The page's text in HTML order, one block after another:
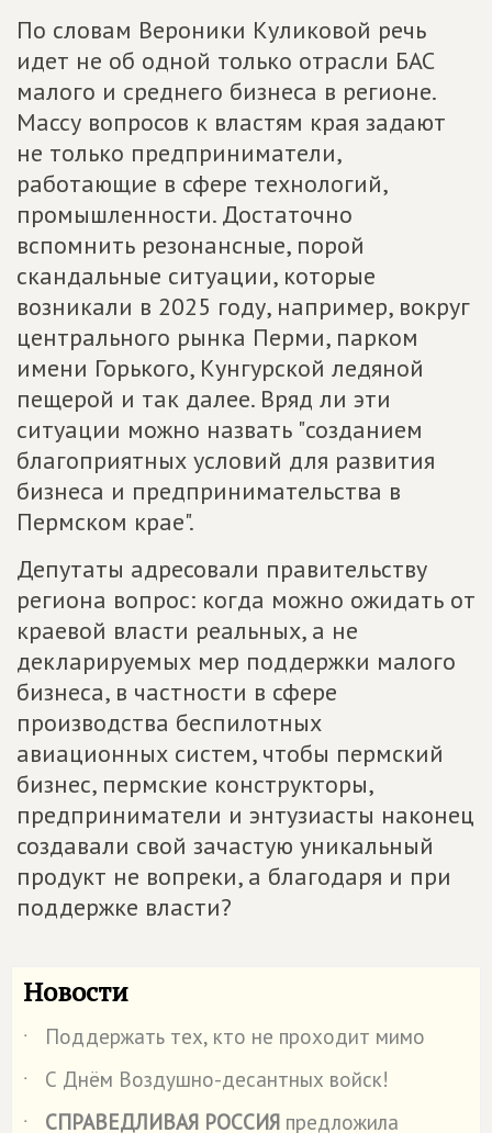
По словам Вероники Куликовой речь
идет не об одной только отрасли БАС
малого и среднего бизнеса в регионе.
Массу вопросов к властям края задают
не только предприниматели,
работающие в сфере технологий,
промышленности. Достаточно
вспомнить резонансные, порой
скандальные ситуации, которые
возникали в 2025 году, например, вокруг
центрального рынка Перми, парком
имени Горького, Кунгурской ледяной
пещерой и так далее. Вряд ли эти
ситуации можно назвать "созданием
благоприятных условий для развития
бизнеса и предпринимательства в
Пермском крае".
Депутаты адресовали правительству
региона вопрос: когда можно ожидать от
краевой власти реальных, а не
декларируемых мер поддержки малого
бизнеса, в частности в сфере
производства беспилотных
авиационных систем, чтобы пермский
бизнес, пермские конструкторы,
предприниматели и энтузиасты наконец
создавали свой зачастую уникальный
продукт не вопреки, а благодаря и при
поддержке власти?
Новости
˙
Поддержать тех, кто не проходит мимо
˙
С Днём Воздушно-десантных войск!
СПРАВЕДЛИВАЯ РОССИЯ предложила